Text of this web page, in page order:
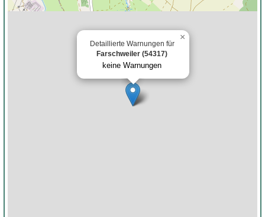
Detaillierte Warnungen für
Farschweiler (54317)
keine Warnungen
×